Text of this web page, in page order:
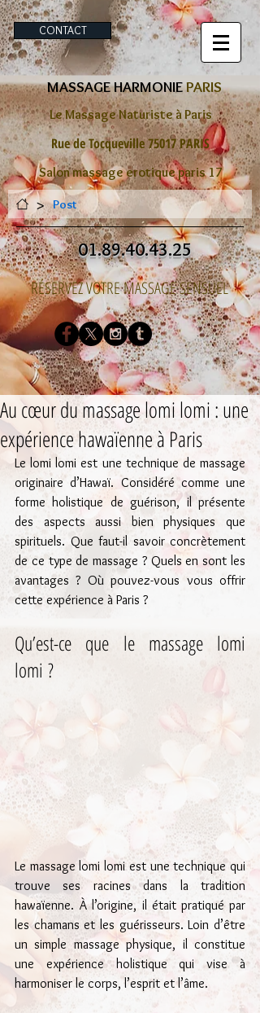
CONTACT
MASSAGE HARMONIEPARIS
Le Massage Naturiste à Paris
Rue de Tocqueville 75017 PARIS
Salon massage erotique paris 17
> Post
01.89.40.43.25
RÉSERVEZ VOTRE MASSAGE SENSUEL
Au cœur du massage lomi lomi : une
expérience hawaïenne à Paris
Le lomi lomi est une technique de massage
originaire d’Hawaï. Considéré comme une
forme holistique de guérison, il présente
des aspects aussi bien physiques que
spirituels. Que faut-il savoir concrètement
de ce type de massage ? Quels en sont les
avantages ? Où pouvez-vous vous offrir
cette expérience à Paris ?
Qu’est-ce que le massage lomi
lomi ?
Le massage lomi lomi est une technique qui
trouve ses racines dans la tradition
hawaïenne. À l’origine, il était pratiqué par
les chamans et les guérisseurs. Loin d’être
un simple massage physique, il constitue
une expérience holistique qui vise à
harmoniser le corps, l’esprit et l’âme.